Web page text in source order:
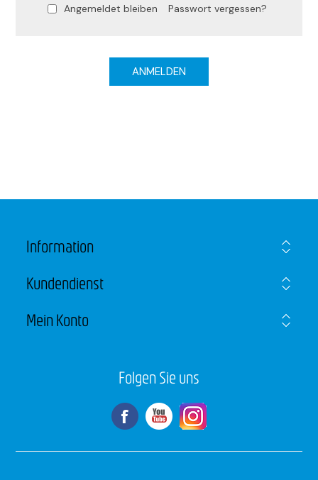
Angemeldet bleiben Passwort vergessen?
Information
Kundendienst
Mein Konto
Folgen Sie uns